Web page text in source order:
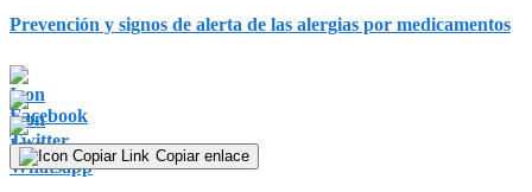
Prevención y signos de alerta de las alergias por medicamentos
Copiar enlace